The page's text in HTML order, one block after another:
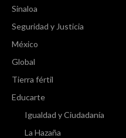
Sinaloa
Seguridad y Justicia
México
Global
Tierra fértil
Educarte
Igualdad y Ciudadanía
La Hazaña